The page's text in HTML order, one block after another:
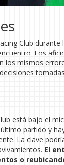
Club
Los
mismos
está bajo el
partido y
La clave
El
o